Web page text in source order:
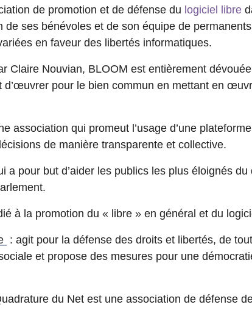
de promotion et de défense du logiciel libre
de ses bénévoles et de son équipe de
en faveur des libertés informatiques.
Claire Nouvian, BLOOM est entièrement
d’œuvrer pour le bien commun en mettant en
association qui promeut l’usage d’une
de manière transparente et collective.
a pour but d’aider les publics les plus éloignés
à la promotion du « libre » en général et du
: agit pour la défense des droits et libertés, de
et propose des mesures pour une
du Net est une association de défense